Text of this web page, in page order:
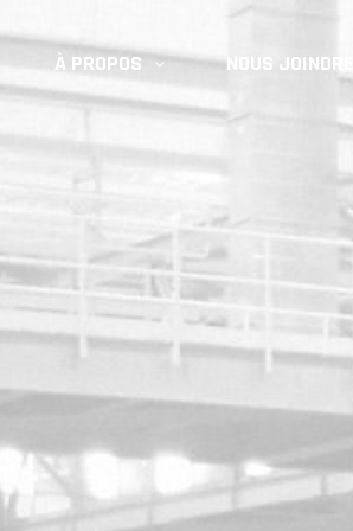
À PROPOS NOUS JOINDRE